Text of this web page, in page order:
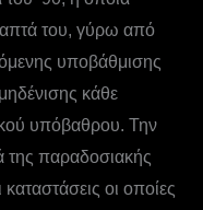
του, γύρω από
υποβάθμισης
κάθε
υπόβαθρου. Την
της παραδοσιακής
οι οποίες